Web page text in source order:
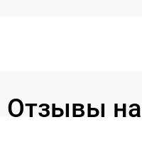
Отзывы